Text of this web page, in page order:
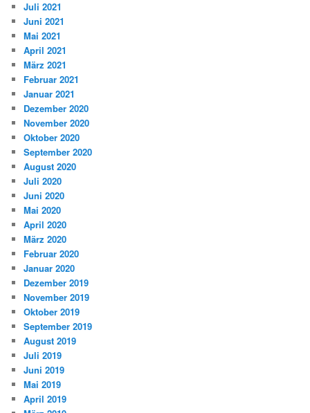
Juli 2021
Juni 2021
Mai 2021
April 2021
März 2021
Februar 2021
Januar 2021
Dezember 2020
November 2020
Oktober 2020
September 2020
August 2020
Juli 2020
Juni 2020
Mai 2020
April 2020
März 2020
Februar 2020
Januar 2020
Dezember 2019
November 2019
Oktober 2019
September 2019
August 2019
Juli 2019
Juni 2019
Mai 2019
April 2019